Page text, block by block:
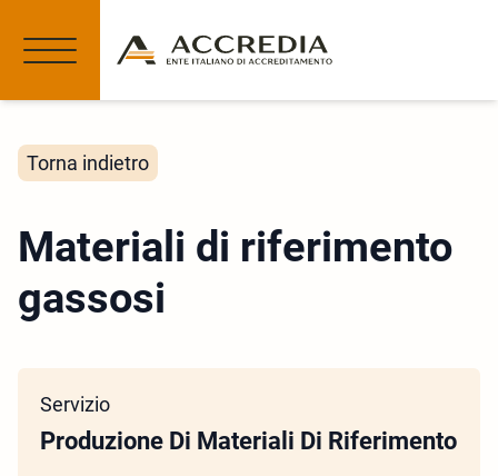
Torna indietro
Materiali di riferimento
gassosi
Servizio
Produzione Di Materiali Di Riferimento